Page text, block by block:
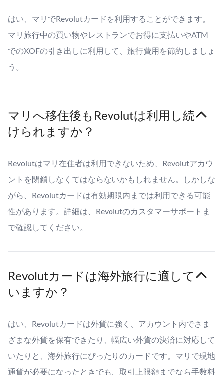
はい、マリでRevolutカードを利用することができます。
マリ旅行中の買い物やレストランでお得に支払いやATM
でのXOFの引き出しに利用して、旅行費用を節約しましょ
う。
マリへ移住後もRevolutは利用し続
けられますか？
Revolutはマリ在住者は利用できないため、Revolutアカウ
ントを閉鎖しなくてはならないかもしれません。しかしな
がら、Revolutカードは有効期限内までは利用できる可能
性があります。詳細は、Revolutのカスタマーサポートま
で確認してください。
Revolutカードは海外旅行に適して
いますか？
はい、Revolutカードは外貨に強く、アカウント内でさま
ざまな外貨を保有できたり、幅広い外貨の決済に対応して
いたりと、海外旅行にぴったりのカードです。マリで現地
通貨が必要になったときでも、取引上限額までなら手数料